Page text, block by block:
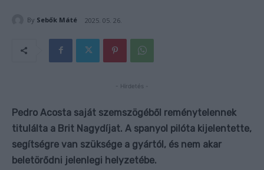
By Sebők Máté 2025. 05. 26.
- Hirdetés -
Pedro Acosta saját szemszögéből reménytelennek
titulálta a Brit Nagydíjat. A spanyol pilóta kijelentette,
segítségre van szüksége a gyártól, és nem akar
beletörődni jelenlegi helyzetébe.